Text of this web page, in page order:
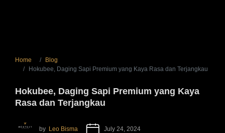
Home
Blog
Hokubee, Daging Sapi Premium yang Kaya Rasa dan Terjangkau
Hokubee, Daging Sapi Premium yang Kaya
Rasa dan Terjangkau
by Leo Bisma July 24, 2024